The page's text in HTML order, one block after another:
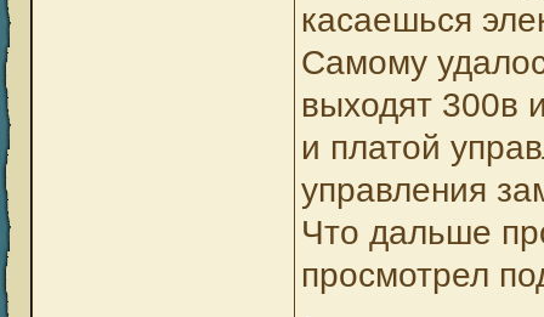
касаешься
Самому
выходят 300в
и платой
управления
Что дальше
просмотрел